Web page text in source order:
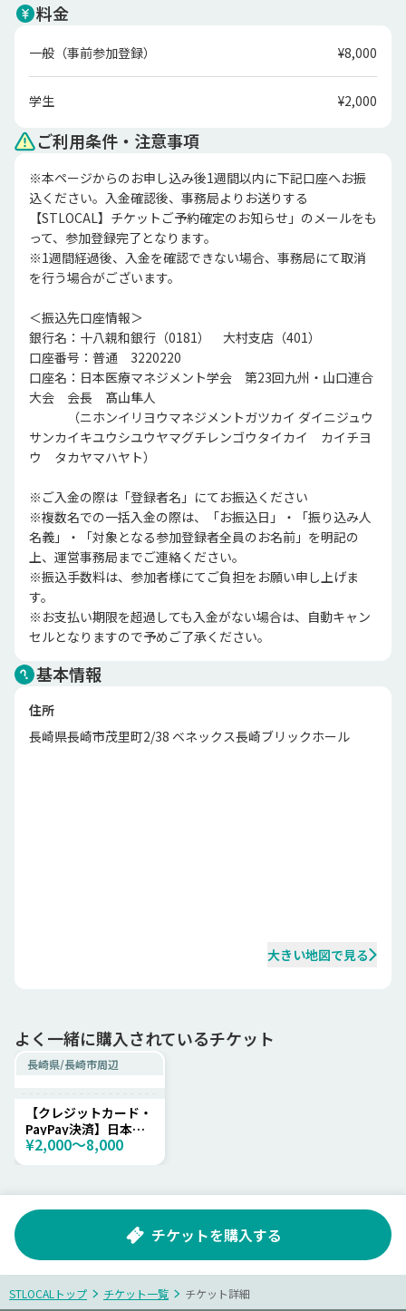
料金
一般（事前参加登録） ¥8,000
学生 ¥2,000
ご利用条件・注意事項
※本ページからのお申し込み後1週間以内に下記口座へお振
込ください。入金確認後、事務局よりお送りする
【STLOCAL】チケットご予約確定のお知らせ」のメールをも
って、参加登録完了となります。
※1週間経過後、入金を確認できない場合、事務局にて取消
を行う場合がございます。
＜振込先口座情報＞
銀行名：十八親和銀行（0181）　大村支店（401）
口座番号：普通　3220220
口座名：日本医療マネジメント学会　第23回九州・山口連合
大会　会長　髙山隼人
（ニホンイリヨウマネジメントガツカイ ダイニジュウ
サンカイキユウシユウヤマグチレンゴウタイカイ　カイチヨ
ウ　タカヤマハヤト）
※ご入金の際は「登録者名」にてお振込ください
※複数名での一括入金の際は、「お振込日」・「振り込み人
名義」・「対象となる参加登録者全員のお名前」を明記の
上、運営事務局までご連絡ください。
※振込手数料は、参加者様にてご負担をお願い申し上げま
す。
※お支払い期限を超過しても入金がない場合は、自動キャン
セルとなりますので予めご了承ください。
基本情報
住所
長崎県長崎市茂里町2/38 ベネックス長崎ブリックホール
大きい地図で見る
よく一緒に購入されているチケット
長崎県/長崎市周辺
【クレジットカード・
PayPay決済】日本医
療マネジメント学会
県支部学術集会 参加
登録申込
¥2,000〜8,000
チケットを購入する
STLOCALトップ チケット一覧 チケット詳細